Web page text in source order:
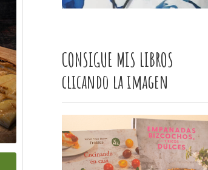
CONSIGUE MIS LIBROS
clicando la imagen